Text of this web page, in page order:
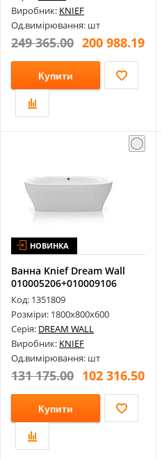
Виробник: KNIEF
Од.вимірювання: шт
249 365.00 200 988.19
Купити
НОВИНКА
Ванна Knief Dream Wall
010005206+010009106
1800х800х...
Код: 1351809
Розміри: 1800х800х600
Серія: DREAM WALL
Виробник: KNIEF
Од.вимірювання: шт
131 175.00 102 316.50
Купити